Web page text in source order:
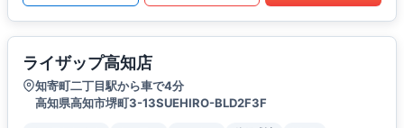
ライザップ高知店
知寄町二丁目駅から車で4分
高知県高知市堺町3-13SUEHIRO-BLD2F3F